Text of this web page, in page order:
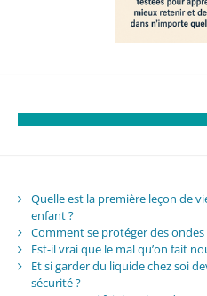
Quelle est la première leçon de
enfant ?
Comment se protéger des ondes
Est-il vrai que le mal qu’on fait
Et si garder du liquide chez soi
sécurité ?